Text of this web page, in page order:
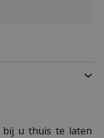
bij u thuis te laten